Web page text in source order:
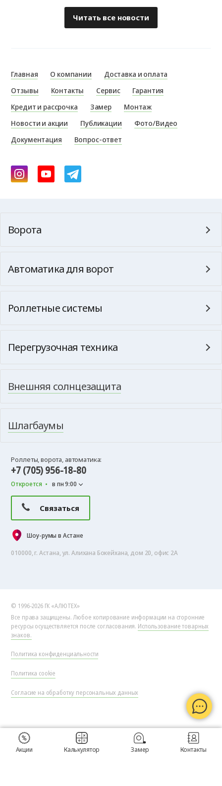
Читать все новости
Главная О компании
Доставка и оплата
Отзывы
Контакты Сервис
Гарантия
Кредит и рассрочка
Замер
Монтаж
Новости и акции
Публикации
Фото/Видео
Документация
Вопрос-ответ
Ворота
Автоматика для ворот
Роллетные системы
Перегрузочная техника
Внешняя солнцезащита
Шлагбаумы
Роллеты, ворота, автоматика:
+7 (705) 956-18-80
Откроется в пн 9:00
Связаться
Шоу-румы в Астане
010000, г. Астана, ул. Алихана Бокейхана, дом 20, офис 2А
© 1996-2026 ГК «АЛЮТЕХ»
Все права защищены. Любое копирование информации на сторонние
ресурсы осуществляется после согласования. Использование товарных
знаков.
Политика конфиденциальности
Политика cookie
Согласие на обработку персональных данных
Акции Калькулятор Замер Контакты